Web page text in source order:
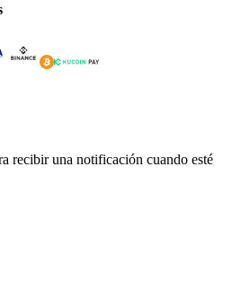
recibir una notificación cuando esté